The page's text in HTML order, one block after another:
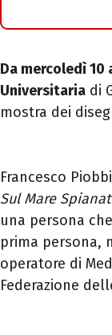
Da mercoledì
Universitaria di
mostra dei
Francesco
Sul Mare
una persona
prima persona,
operatore di
Federazione